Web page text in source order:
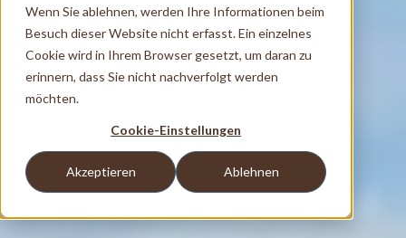
Wenn Sie ablehnen, werden Ihre Informationen beim
Besuch dieser Website nicht erfasst. Ein einzelnes
Cookie wird in Ihrem Browser gesetzt, um daran zu
erinnern, dass Sie nicht nachverfolgt werden
möchten.
Cookie-Einstellungen
Akzeptieren Ablehnen